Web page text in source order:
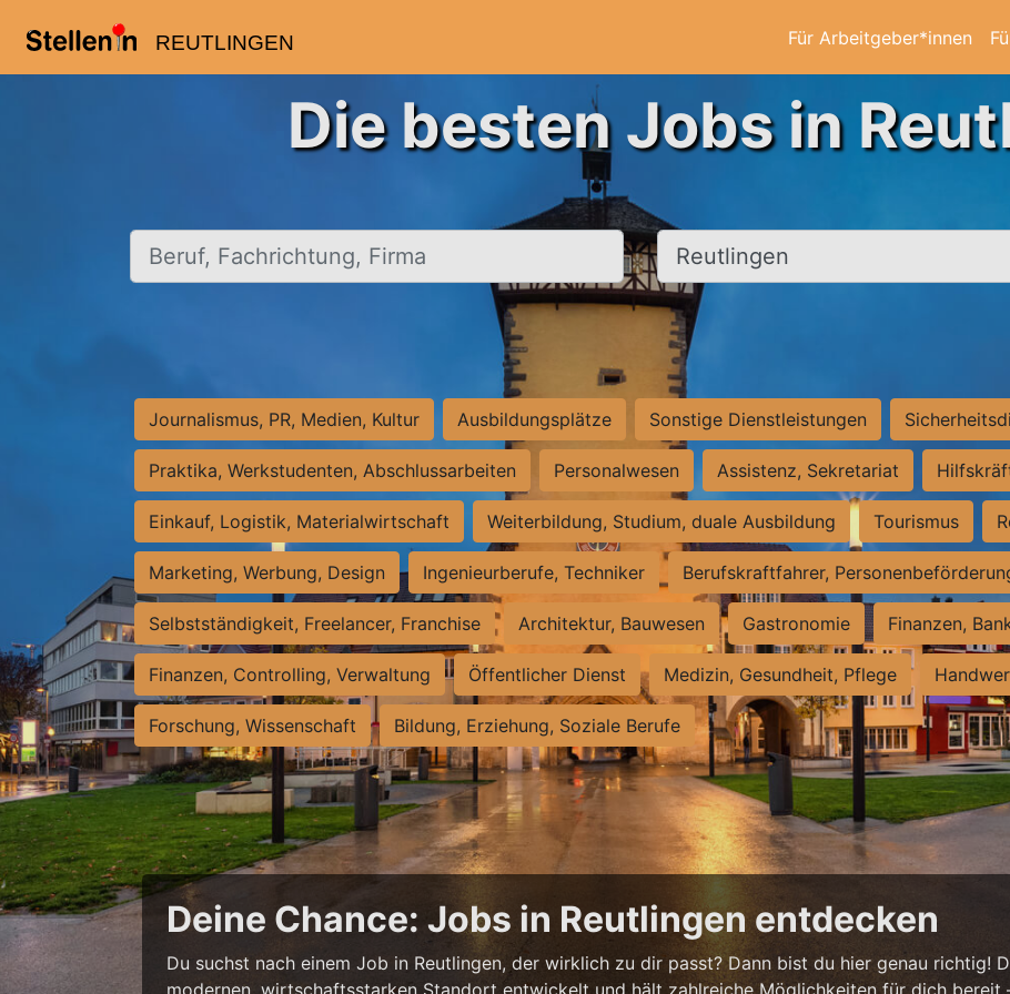
REUTLINGEN Für Arbeitgeber*innen
Die besten Jobs in
Beruf, Fachrichtung, Firma Ort, Stadt
Journalismus, PR, Medien, Kultur Ausbildungsplätze Sonstige Dienstleistungen
Praktika, Werkstudenten, Abschlussarbeiten Personalwesen Assistenz, Sekretariat
Einkauf, Logistik, Materialwirtschaft Weiterbildung, Studium, duale Ausbildung Tourismus
Marketing, Werbung, Design Ingenieurberufe, Techniker Berufskraftfahrer,
Selbstständigkeit, Freelancer, Franchise Architektur, Bauwesen Gastronomie Finanzen,
Finanzen, Controlling, Verwaltung Öffentlicher Dienst Medizin, Gesundheit, Pflege
Forschung, Wissenschaft Bildung, Erziehung, Soziale Berufe
Deine Chance: Jobs in Reutlingen entdecken
Du suchst nach einem Job in Reutlingen, der wirklich zu dir passt? Dann bist du hier genau richtig!